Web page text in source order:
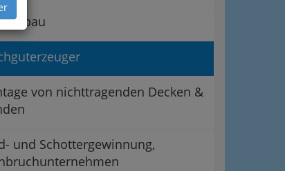
von nichttragenden Decken &
und Schottergewinnung,